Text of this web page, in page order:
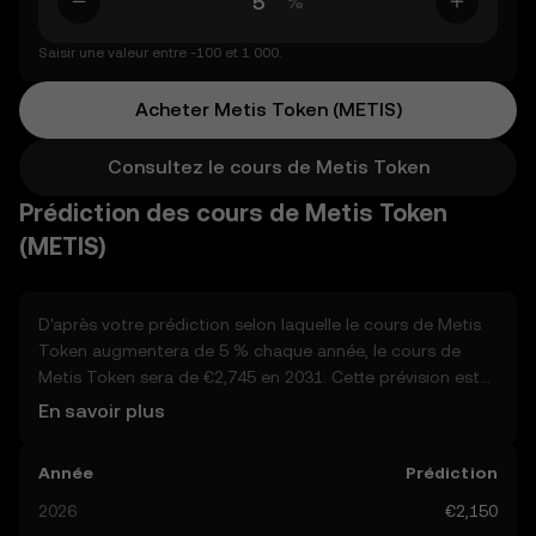
Saisir une valeur entre -100 et 1 000.
Acheter Metis Token (METIS)
Consultez le cours de Metis Token
Prédiction des cours de Metis Token
(METIS)
D'après votre prédiction selon laquelle le cours de Metis
Token augmentera de 5 % chaque année, le cours de
Metis Token sera de €2,745 en 2031. Cette prévision est
calculée avec capitalisation annuelle Compte tenu du fait
d'ici la fin de l'année, nous allons examiner d'autres
facteurs du monde réel susceptibles d'affecter ses
En savoir plus
Année
Prédiction
2026
€2,150